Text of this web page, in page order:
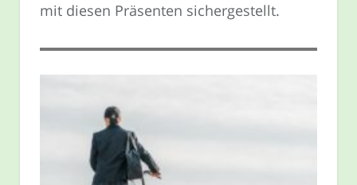
mit diesen Präsenten sichergestellt.